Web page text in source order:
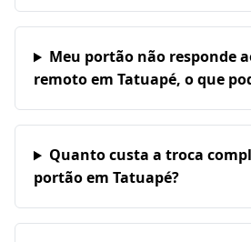
Meu portão não responde
remoto em Tatuapé, o que
Quanto custa a troca
portão em Tatuapé?